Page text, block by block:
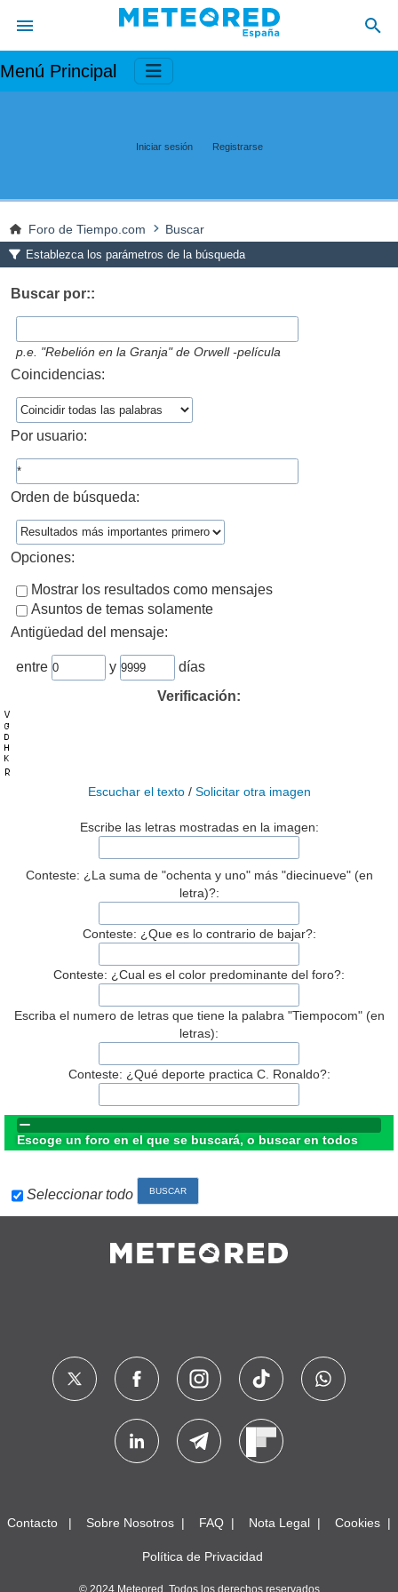
Menú Principal
Iniciar sesión Registrarse
Foro de Tiempo.com Buscar
Establezca los parámetros de la búsqueda
Buscar por::
p.e. "Rebelión en la Granja" de Orwell -película
Coincidencias:
Por usuario:
Orden de búsqueda:
Opciones:
Mostrar los resultados como mensajes
Asuntos de temas solamente
Antigüedad del mensaje:
entre y
días
Verificación:
Escuchar el texto/ Solicitar otra imagen
Escribe las letras mostradas en la imagen:
Conteste: ¿La suma de "ochenta y uno" más "diecinueve" (en
letra)?:
Conteste: ¿Que es lo contrario de bajar?:
Conteste: ¿Cual es el color predominante del foro?:
Escriba el numero de letras que tiene la palabra "Tiempocom" (en
letras):
Conteste: ¿Qué deporte practica C. Ronaldo?:
Escoge un foro en el que se buscará, o buscar en todos
Seleccionar todo
Contacto Sobre Nosotros FAQ Nota Legal Cookies
Política de Privacidad
© 2024 Meteored. Todos los derechos reservados